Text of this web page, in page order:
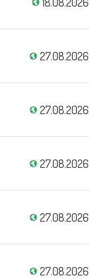
27.08.2026
27.08.2026
27.08.2026
27.08.2026
27.08.2026